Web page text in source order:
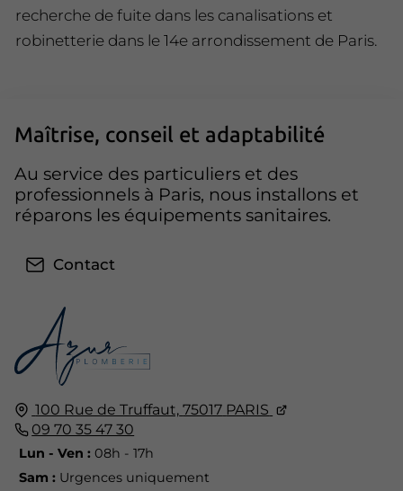
recherche de fuite dans les canalisations et
robinetterie dans le 14e arrondissement de Paris.
100 Rue de Truffaut, 75017 PARIS
09 70 35 47 30
Lun - Ven : 08h - 17h
Sam : Urgences uniquement
Maîtrise, conseil et adaptabilité
Au service des particuliers et des
professionnels à Paris, nous installons et
réparons les équipements sanitaires.
Contact